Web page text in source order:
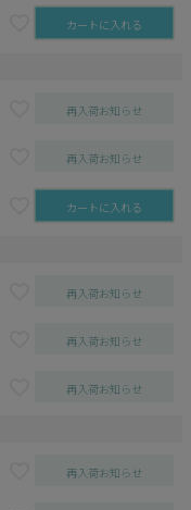
カートに入れる
再入荷お知らせ
再入荷お知らせ
カートに入れる
再入荷お知らせ
再入荷お知らせ
再入荷お知らせ
再入荷お知らせ